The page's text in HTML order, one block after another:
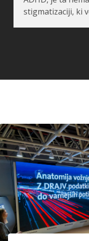
stigmatizaciji, ki